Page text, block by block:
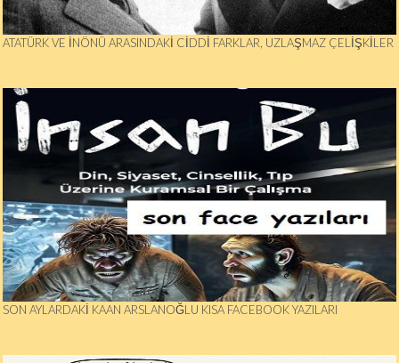
ATATÜRK VE İNÖNÜ ARASINDAKİ CİDDİ FARKLAR, UZLAŞMAZ ÇELİŞKİLER
SON AYLARDAKİ KAAN ARSLANOĞLU KISA FACEBOOK YAZILARI